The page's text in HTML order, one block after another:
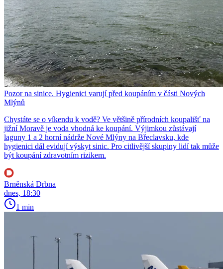
Pozor na sinice. Hygienici varují před koupáním v části Nových
Mlýnů
Chystáte se o víkendu k vodě? Ve většině přírodních koupališť na
jižní Moravě je voda vhodná ke koupání. Výjimkou zůstávají
laguny 1 a 2 horní nádrže Nové Mlýny na Břeclavsku, kde
hygienici dál evidují výskyt sinic. Pro citlivější skupiny lidí tak může
být koupání zdravotním rizikem.
Brněnská Drbna
dnes, 18:30
1 min